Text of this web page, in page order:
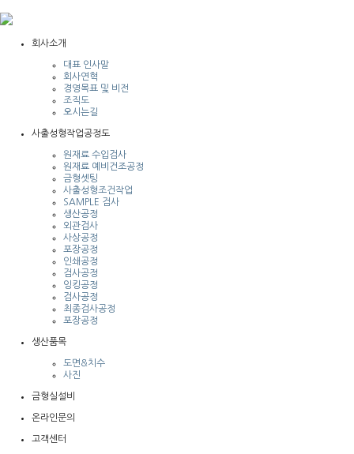
회사소개
대표 인사말
회사연혁
경영목표 및 비전
조직도
오시는길
사출성형작업공정도
원재료 수입검사
원재료 예비건조공정
금형셋팅
사출성형조건작업
SAMPLE 검사
생산공정
외관검사
사상공정
포장공정
인쇄공정
검사공정
잉킹공정
검사공정
최종검사공정
포장공정
생산품목
도면&치수
사진
금형실설비
온라인문의
고객센터